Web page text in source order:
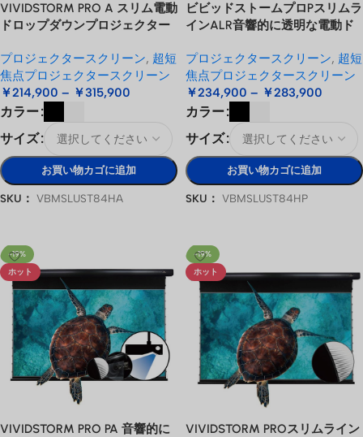
VIVIDSTORM PRO A スリム電動
ドロップダウンプロジェクター
ーザープロジェクター用
プロジェクタースクリーン, 超短
焦点プロジェクタースクリーン
￥214,900 – ￥315,900
カラー
サイズ
お買い物カゴに追加
SKU： VBMSLUST84HA
ビビッドストームプロPスリムラ
インALR音響的に透明な電動ド
ースクリーン
プロジェクタースクリーン, 超短
焦点プロジェクタースクリーン
￥234,900 – ￥283,900
カラー
サイズ
お買い物カゴに追加
SKU： VBMSLUST84HP
-19%
ホット
VIVIDSTORM PRO PA 音響的に
-19%
ホット
VIVIDSTORM PROスリムライン